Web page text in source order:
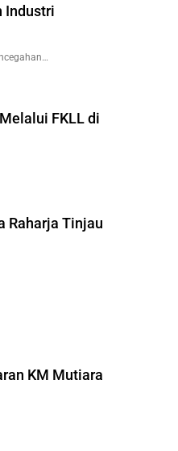
Industri
FKLL di
Raharja Tinjau
KM Mutiara